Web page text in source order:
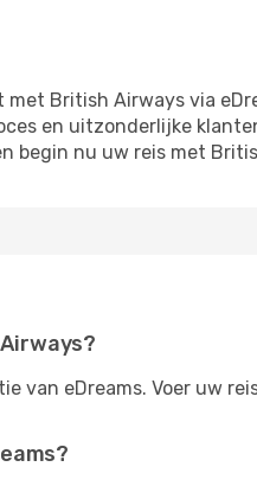
British Airways via
en uitzonderlijke
begin nu uw reis met
van eDreams. Voer uw